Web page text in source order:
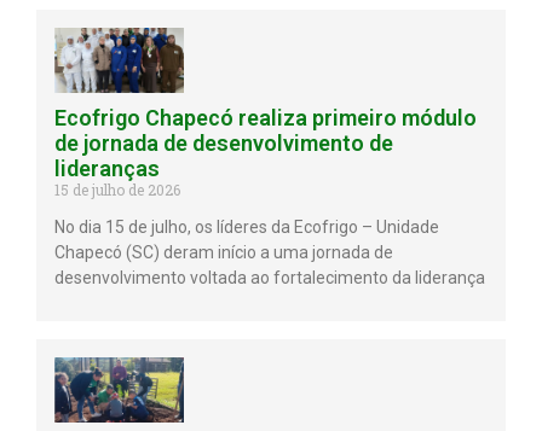
Ecofrigo Chapecó realiza primeiro módulo
de jornada de desenvolvimento de
lideranças
15 de julho de 2026
No dia 15 de julho, os líderes da Ecofrigo – Unidade
Chapecó (SC) deram início a uma jornada de
desenvolvimento voltada ao fortalecimento da liderança